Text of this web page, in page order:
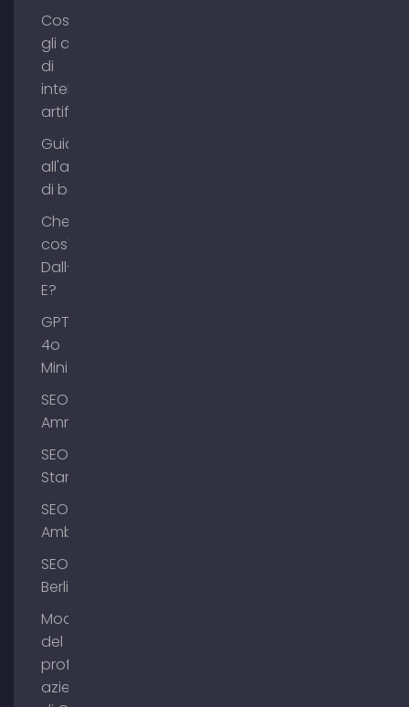
Cosa sono
gli agenti
di
intelligenza
artificiale?
Guida
all'acquisto
di backlink
Che
cos'è
Dall-
E?
GPT-
4o
Mini
SEO
Ammersee
SEO
Starnberg
SEO
Amburgo
SEO
Berlino
Modifica
del
profilo
aziendale